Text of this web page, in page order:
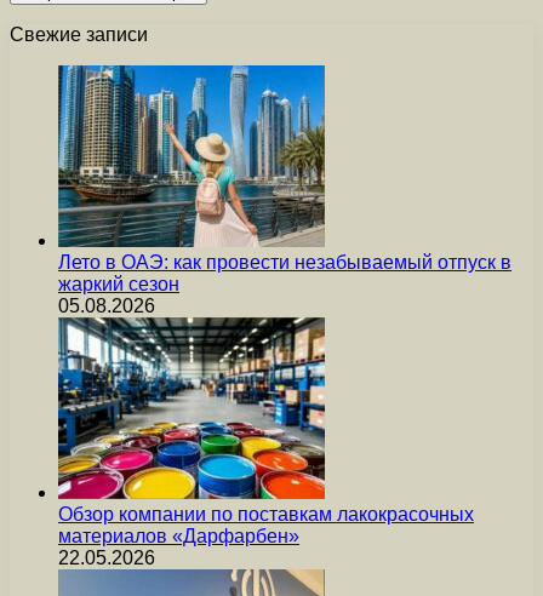
Свежие записи
Лето в ОАЭ: как провести незабываемый отпуск в
жаркий сезон
05.08.2026
Обзор компании по поставкам лакокрасочных
материалов «Дарфарбен»
22.05.2026